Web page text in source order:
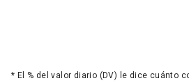
* El % del valor diario (DV) le dice cuánto